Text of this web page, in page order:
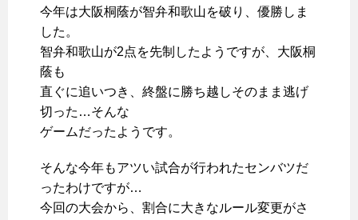
今年は大阪桐蔭が智弁和歌山を破り、優勝しま
した。
智弁和歌山が2点を先制したようですが、大阪桐
蔭も
直ぐに追いつき、終盤に勝ち越しそのまま逃げ
切った…そんな
ゲームだったようです。
そんな今年もアツい試合が行われたセンバツだ
ったわけですが…
今回の大会から、割合に大きなルール変更がさ